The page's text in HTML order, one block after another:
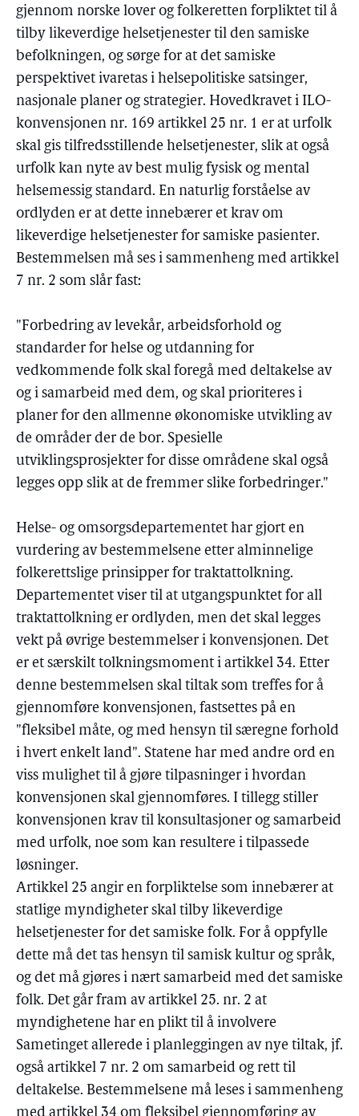
gjennom norske lover og folkeretten forpliktet til å
tilby likeverdige helsetjenester til den samiske
befolkningen, og sørge for at det samiske
perspektivet ivaretas i helsepolitiske satsinger,
nasjonale planer og strategier. Hovedkravet i ILO-
konvensjonen nr. 169 artikkel 25 nr. 1 er at urfolk
skal gis tilfredsstillende helsetjenester, slik at også
urfolk kan nyte av best mulig fysisk og mental
helsemessig standard. En naturlig forståelse av
ordlyden er at dette innebærer et krav om
likeverdige helsetjenester for samiske pasienter.
Bestemmelsen må ses i sammenheng med artikkel
7 nr. 2 som slår fast:
"Forbedring av levekår, arbeidsforhold og
standarder for helse og utdanning for
vedkommende folk skal foregå med deltakelse av
og i samarbeid med dem, og skal prioriteres i
planer for den allmenne økonomiske utvikling av
de områder der de bor. Spesielle
utviklingsprosjekter for disse områdene skal også
legges opp slik at de fremmer slike forbedringer."
Helse- og omsorgsdepartementet har gjort en
vurdering av bestemmelsene etter alminnelige
folkerettslige prinsipper for traktattolkning.
Departementet viser til at utgangspunktet for all
traktattolkning er ordlyden, men det skal legges
vekt på øvrige bestemmelser i konvensjonen. Det
er et særskilt tolkningsmoment i artikkel 34. Etter
denne bestemmelsen skal tiltak som treffes for å
gjennomføre konvensjonen, fastsettes på en
"fleksibel måte, og med hensyn til særegne forhold
i hvert enkelt land". Statene har med andre ord en
viss mulighet til å gjøre tilpasninger i hvordan
konvensjonen skal gjennomføres. I tillegg stiller
konvensjonen krav til konsultasjoner og samarbeid
med urfolk, noe som kan resultere i tilpassede
løsninger.
Artikkel 25 angir en forpliktelse som innebærer at
statlige myndigheter skal tilby likeverdige
helsetjenester for det samiske folk. For å oppfylle
dette må det tas hensyn til samisk kultur og språk,
og det må gjøres i nært samarbeid med det samiske
folk. Det går fram av artikkel 25. nr. 2 at
myndighetene har en plikt til å involvere
Sametinget allerede i planleggingen av nye tiltak, jf.
også artikkel 7 nr. 2 om samarbeid og rett til
deltakelse. Bestemmelsene må leses i sammenheng